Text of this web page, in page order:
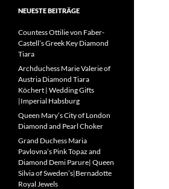
NEUESTE BEITRÄGE
Countess Ottilie von Faber-
Castell’s Greek Key Diamond
Tiara
Archduchess Marie Valerie of
Austria Diamond Tiara
Köchert | Wedding Gifts
|Imperial Habsburg
Queen Mary’s City of London
Diamond and Pearl Choker
Grand Duchess Maria
Pavlovna’s Pink Topaz and
Diamond Demi Parure| Queen
Silvia of Sweden’s|Bernadotte
Royal Jewels